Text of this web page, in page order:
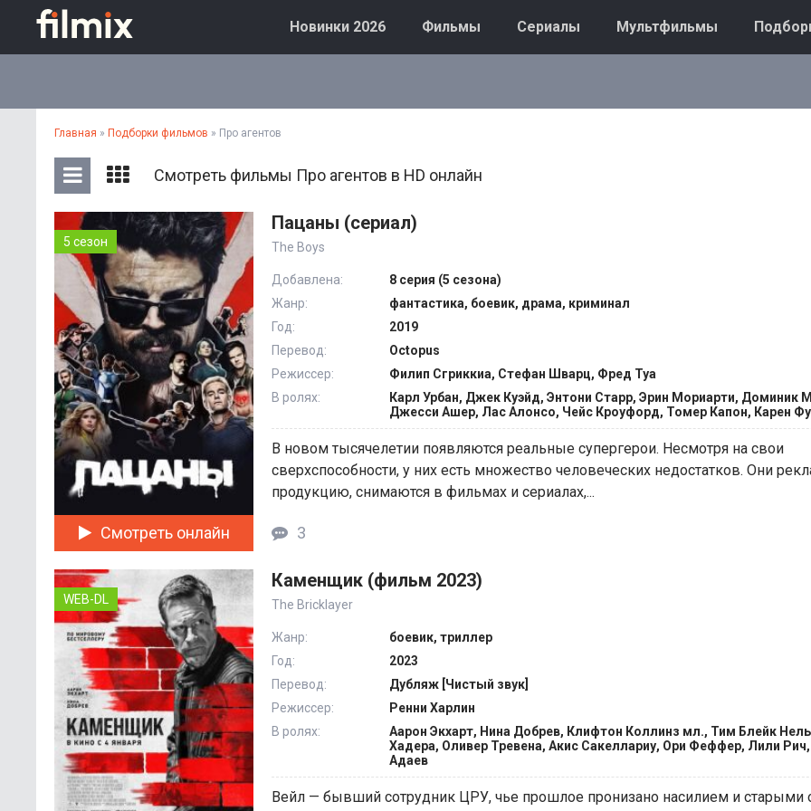
Новинки 2026 Фильмы Сериалы Мультфильмы
Главная » Подборки фильмов » Про агентов
Смотреть фильмы Про агентов в HD онлайн
5 сезон
Пацаны (сериал)
The Boys
Добавлена:
8 серия (5 сезона)
Жанр:
фантастика, боевик, драма, криминал
Год:
2019
Перевод:
Octopus
Режиссер:
Филип Сгриккиа, Стефан Шварц, Фред Туа
В ролях:
Карл Урбан, Джек Куэйд, Энтони Старр, Эрин Мориарти, Доминик
Джесси Ашер, Лас Алонсо, Чейс Кроуфорд, Томер Капон, Карен
В новом тысячелетии появляются реальные супергерои. Несмотря на свои
сверхспособности, у них есть множество человеческих недостатков. Они
продукцию, снимаются в фильмах и сериалах,...
Смотреть онлайн 3
WEB-DL
Каменщик (фильм 2023)
The Bricklayer
Жанр:
боевик, триллер
Год:
2023
Перевод:
Дубляж [Чистый звук]
Режиссер:
Ренни Харлин
В ролях:
Аарон Экхарт, Нина Добрев, Клифтон Коллинз мл., Тим Блейк
Хадера, Оливер Тревена, Акис Сакеллариу, Ори Феффер, Лили
Адаев
Вейл — бывший сотрудник ЦРУ, чье прошлое пронизано насилием и старыми